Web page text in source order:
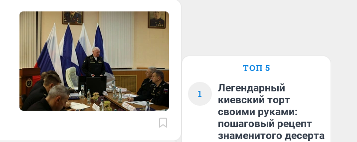
ТОП 5
1
Легендарный
киевский торт
своими руками:
пошаговый рецепт
знаменитого десерта